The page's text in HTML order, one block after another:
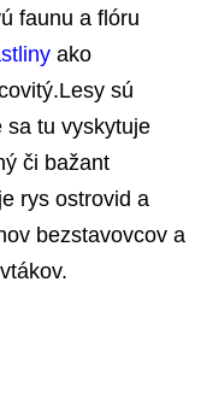
faunu a flóru
ako
sú
sa tu vyskytuje
či bažant
rys ostrovid a
bezstavovcov a